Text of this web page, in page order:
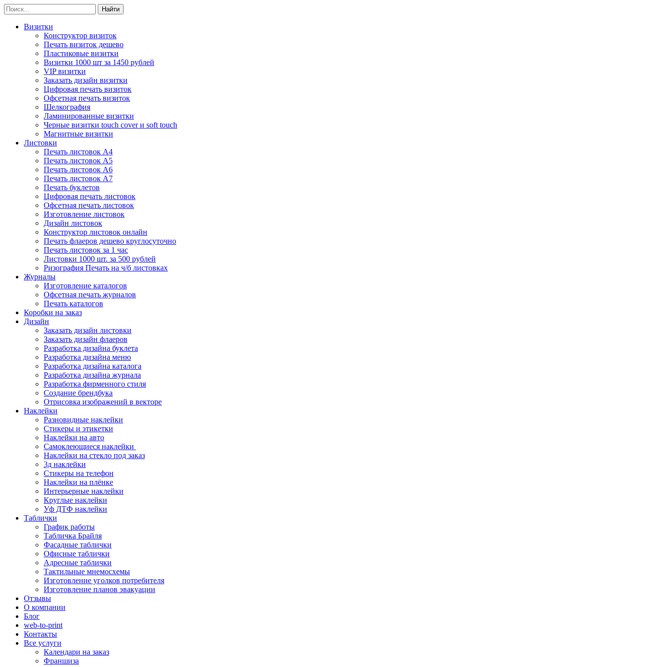
Визитки
Конструктор визиток
Печать визиток дешево
Пластиковые визитки
Визитки 1000 шт за 1450 рублей
VIP визитки
Заказать дизайн визитки
Цифровая печать визиток
Офсетная печать визиток
Шелкография
Ламинированные визитки
Черные визитки touch cover и soft touch
Магнитные визитки
Листовки
Печать листовок А4
Печать листовок А5
Печать листовок А6
Печать листовок А7
Печать буклетов
Цифровая печать листовок
Офсетная печать листовок
Изготовление листовок
Дизайн листовок
Конструктор листовок онлайн
Печать флаеров дешево круглосуточно
Печать листовок за 1 час
Листовки 1000 шт. за 500 рублей
Ризография Печать на ч/б листовках
Журналы
Изготовление каталогов
Офсетная печать журналов
Печать каталогов
Коробки на заказ
Дизайн
Заказать дизайн листовки
Заказать дизайн флаеров
Разработка дизайна буклета
Разработка дизайна меню
Разработка дизайна каталога
Разработка дизайна журнала
Разработка фирменного стиля
Создание брендбука
Отрисовка изображений в векторе
Наклейки
Разновидные наклейки
Стикеры и этикетки
Наклейки на авто
Самоклеющиеся наклейки
Наклейки на стекло под заказ
3д наклейки
Cтикеры на телефон
Наклейки на плёнке
Интерьерные наклейки
Круглые наклейки
Уф ДТФ наклейки
Таблички
График работы
Табличка Брайля
Фасадные таблички
Офисные таблички
Адресные таблички
Тактильные мнемосхемы
Изготовление уголков потребителя
Изготовление планов эвакуации
Отзывы
О компании
Блог
web-to-print
Контакты
Все услуги
Календари на заказ
Франшиза